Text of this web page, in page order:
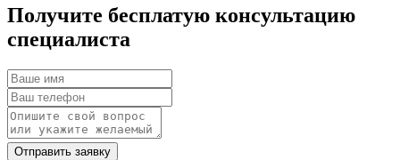
Получите бесплатую консультацию
специалиста